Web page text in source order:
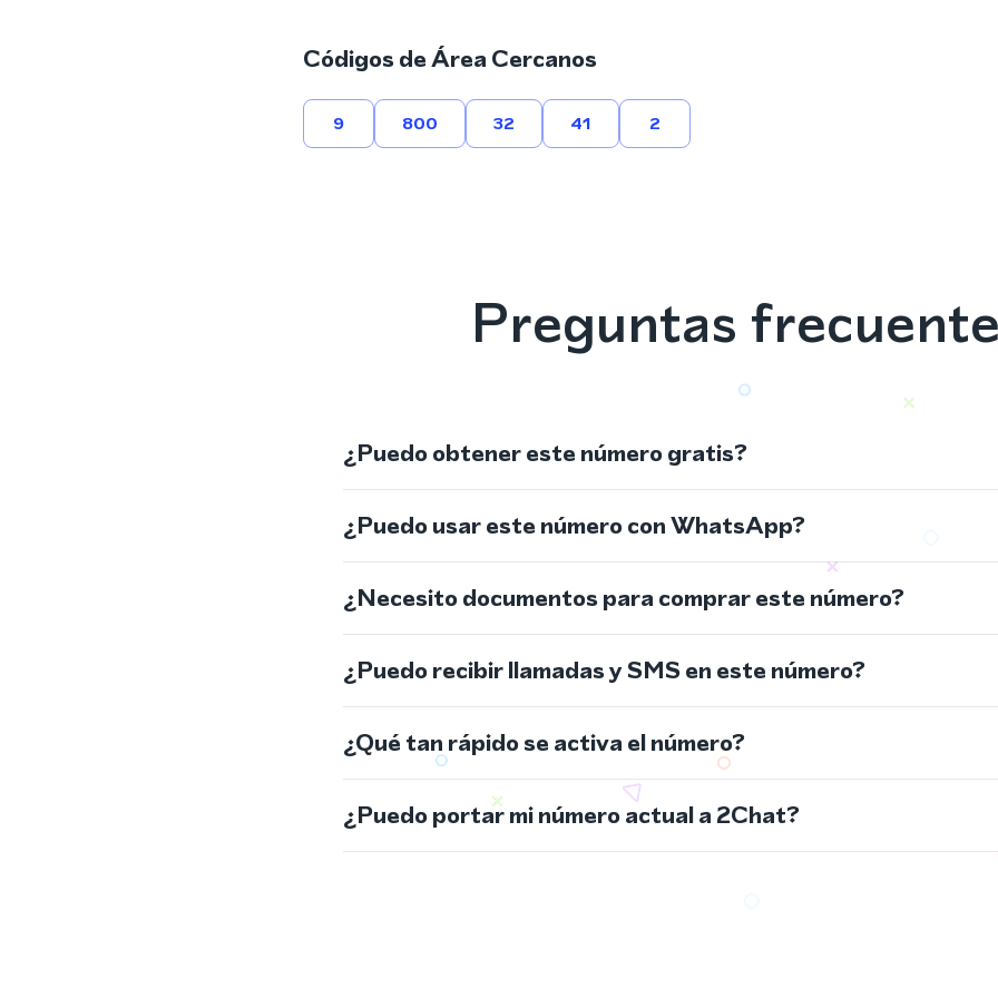
Códigos de Área Cercanos
9 800 32 41 2
Preguntas
¿Puedo obtener este número gratis?
¿Puedo usar este número con WhatsApp?
¿Necesito documentos para comprar este número?
¿Puedo recibir llamadas y SMS en este número?
¿Qué tan rápido se activa el número?
¿Puedo portar mi número actual a 2Chat?